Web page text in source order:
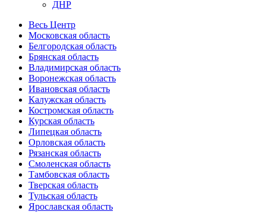
ДНР
Весь Центр
Московская область
Белгородская область
Брянская область
Владимирская область
Воронежская область
Ивановская область
Калужская область
Костромская область
Курская область
Липецкая область
Орловская область
Рязанская область
Смоленская область
Тамбовская область
Тверская область
Тульская область
Ярославская область